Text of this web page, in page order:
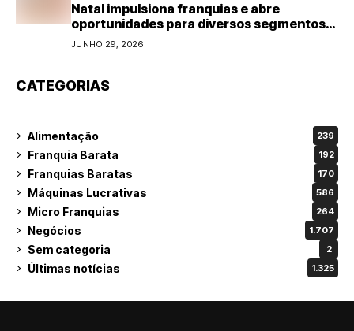
Natal impulsiona franquias e abre
oportunidades para diversos segmentos
do varejo
JUNHO 29, 2026
CATEGORIAS
Alimentação 239
Franquia Barata 192
Franquias Baratas 170
Máquinas Lucrativas 586
Micro Franquias 264
Negócios 1.707
Sem categoria 2
Últimas notícias 1.325